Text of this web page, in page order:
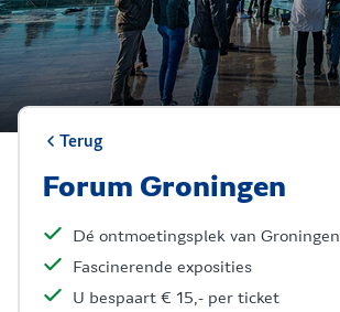
Terug
Forum Groningen
Dé ontmoetingsplek van Groningen
Fascinerende exposities
U bespaart € 15,- per ticket